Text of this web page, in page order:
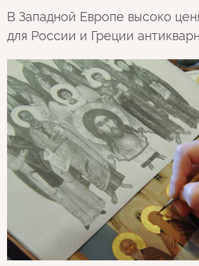
В Западной Европе высоко
для России и Греции